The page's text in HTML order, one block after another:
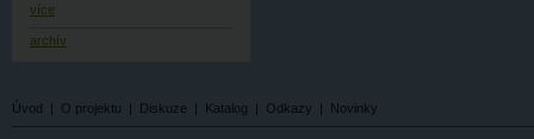
více
archív
Úvod O projektu Diskuze Katalog Odkazy Novinky